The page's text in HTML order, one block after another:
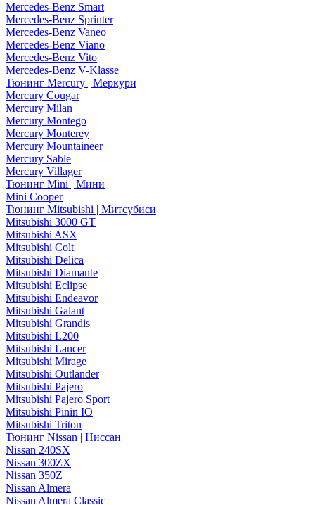
Mercedes-Benz Smart
Mercedes-Benz Sprinter
Mercedes-Benz Vaneo
Mercedes-Benz Viano
Mercedes-Benz Vito
Mercedes-Benz V-Klasse
Тюнинг Mercury | Меркури
Mercury Cougar
Mercury Milan
Mercury Montego
Mercury Monterey
Mercury Mountaineer
Mercury Sable
Mercury Villager
Тюнинг Mini | Мини
Mini Cooper
Тюнинг Mitsubishi | Митсубиси
Mitsubishi 3000 GT
Mitsubishi ASX
Mitsubishi Colt
Mitsubishi Delica
Mitsubishi Diamante
Mitsubishi Eclipse
Mitsubishi Endeavor
Mitsubishi Galant
Mitsubishi Grandis
Mitsubishi L200
Mitsubishi Lancer
Mitsubishi Mirage
Mitsubishi Outlander
Mitsubishi Pajero
Mitsubishi Pajero Sport
Mitsubishi Pinin IO
Mitsubishi Triton
Тюнинг Nissan | Ниссан
Nissan 240SX
Nissan 300ZX
Nissan 350Z
Nissan Almera
Nissan Almera Classic